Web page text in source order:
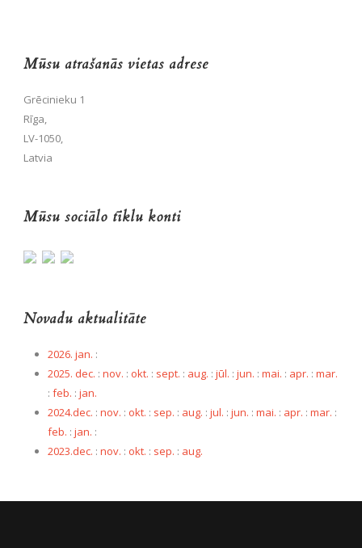
Mūsu atrašanās vietas adrese
Grēcinieku 1
Rīga,
LV-1050,
Latvia
Mūsu sociālo tīklu konti
Novadu aktualitāte
2026. jan. :
2025. dec. : nov. : okt. : sept. : aug. : jūl. : jun. : mai. : apr. : mar.
: feb. : jan.
2024.dec. : nov. : okt. : sep. : aug. : jul. : jun. : mai. : apr. : mar. :
feb. : jan. :
2023.dec. : nov. : okt. : sep. : aug.